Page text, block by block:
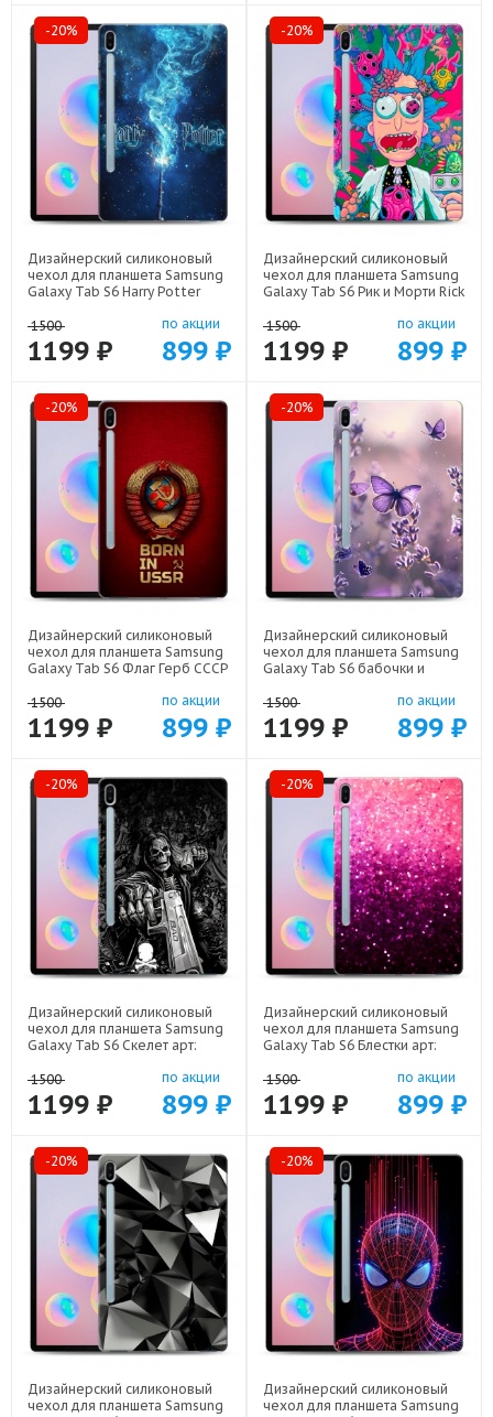
-20%
Дизайнерский силиконовый
чехол для планшета Samsung
Galaxy Tab S6 Harry Potter
1500
1199 ₽
по акции
899 ₽
-20%
Дизайнерский силиконовый
чехол для планшета Samsung
Galaxy Tab S6 Рик и Морти Rick
1500
1199 ₽
по акции
899 ₽
-20%
Дизайнерский силиконовый
чехол для планшета Samsung
Galaxy Tab S6 Флаг Герб СССР
1500
1199 ₽
по акции
899 ₽
-20%
Дизайнерский силиконовый
чехол для планшета Samsung
Galaxy Tab S6 бабочки и
1500
1199 ₽
по акции
899 ₽
-20%
Дизайнерский силиконовый
чехол для планшета Samsung
Galaxy Tab S6 Скелет арт:
1500
1199 ₽
по акции
899 ₽
-20%
Дизайнерский силиконовый
чехол для планшета Samsung
Galaxy Tab S6 Блестки арт:
1500
1199 ₽
по акции
899 ₽
-20%
Дизайнерский силиконовый
чехол для планшета Samsung
-20%
Дизайнерский силиконовый
чехол для планшета Samsung